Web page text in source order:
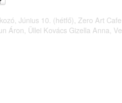
, Június 10. (hétfő), Zero Art Cafe
Áron, Üllei Kovács Gizella Anna,